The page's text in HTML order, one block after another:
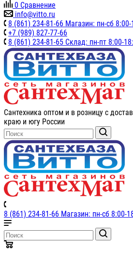
0 Сравнение
info@vitto.ru
8 (861) 234-81-66 Магазин: пн-сб 8:00-
+7 (989) 827-77-66
8 (861) 234-81-65 Склад: пн-пт 8:00-
Сантехника оптом и в розницу с
краю и югу России
8 (861) 234-81-66 Магазин: пн-сб 8:00-